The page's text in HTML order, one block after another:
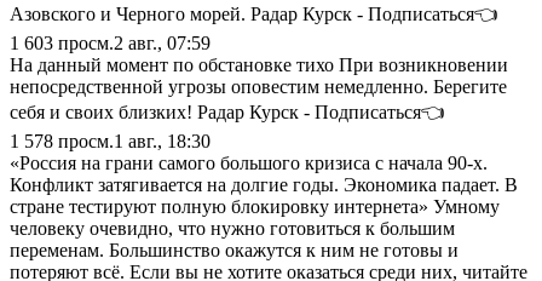
Азовского и Черного морей. Радар Курск - Подписаться👈
1 603 просм.2 авг., 07:59
На данный момент по обстановке тихо При возникновении
непосредственной угрозы оповестим немедленно. Берегите
себя и своих близких! Радар Курск - Подписаться👈
1 578 просм.1 авг., 18:30
«Россия на грани самого большого кризиса с начала 90-х.
Конфликт затягивается на долгие годы. Экономика падает. В
стране тестируют полную блокировку интернета» Умному
человеку очевидно, что нужно готовиться к большим
переменам. Большинство окажутся к ним не готовы и
потеряют всё. Если вы не хотите оказаться среди них, читайте